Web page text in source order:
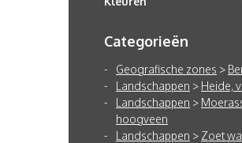
Categorieën
Geografische zones >
Landschappen > Heide,
Landschappen >
hoogveen
Landschappen > Zoet